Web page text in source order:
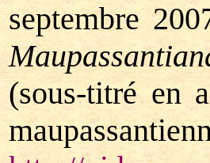
septembre
(sous-titré en